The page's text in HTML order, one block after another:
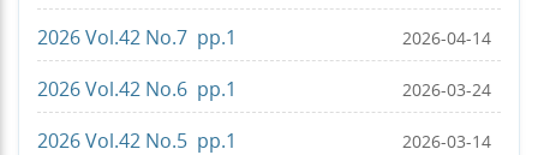
2026 Vol.42 No.7 pp.1 2026-04-14
2026 Vol.42 No.6 pp.1 2026-03-24
2026 Vol.42 No.5 pp.1 2026-03-14